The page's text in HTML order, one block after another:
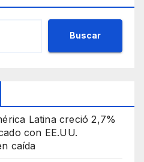
Buscar
Latina creció 2,7%
con EE.UU.
caída